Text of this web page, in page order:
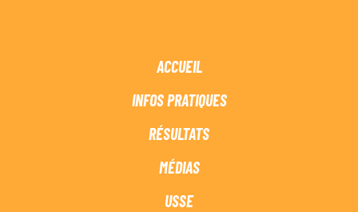
ACCUEIL
INFOS PRATIQUES
RÉSULTATS
MÉDIAS
USSE